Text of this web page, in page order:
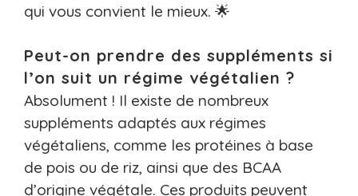
qui vous convient le mieux. 🌟
Peut-on prendre des suppléments si
l’on suit un régime végétalien ?
Absolument ! Il existe de nombreux
suppléments adaptés aux régimes
végétaliens, comme les protéines à base
de pois ou de riz, ainsi que des BCAA
d’origine végétale. Ces produits peuvent